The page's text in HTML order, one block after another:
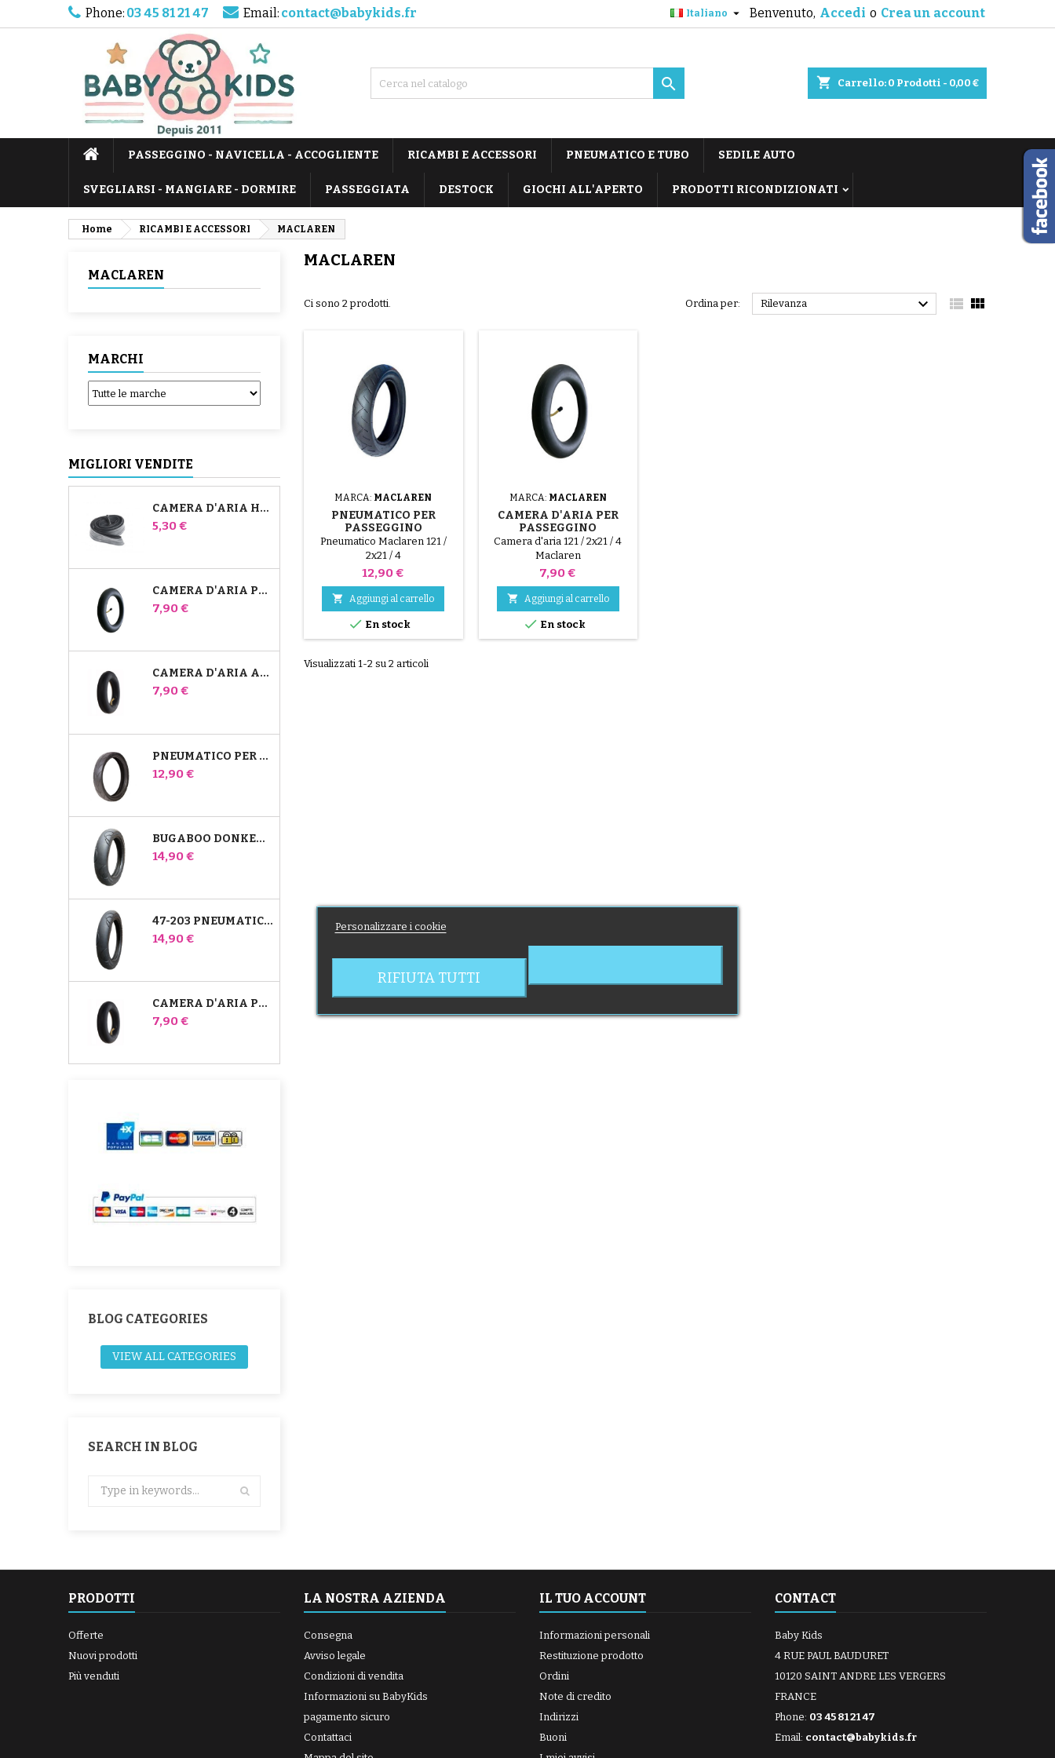
Phone: 03 45 81 21 47 Email: contact@babykids.fr Benvenuto, Accedi o Crea un account
Italiano 
shopping_cart Carrello: 0 Prodotti - 0,00 €

PASSEGGINO - NAVICELLA - ACCOGLIENTE RICAMBI E ACCESSORI PNEUMATICO E TUBO SEDILE AUTO
SVEGLIARSI - MANGIARE - DORMIRE PASSEGGIATA DESTOCK GIOCHI ALL'APERTO PRODOTTI RICONDIZIONATI
Home RICAMBI E ACCESSORI MACLAREN
MACLAREN
MARCHI
MIGLIORI VENDITE
CAMERA D'ARIA HIGH TREK BÉBÉ CONFORT
Prezzo
5,30 €
CAMERA D'ARIA PER PASSEGGINO JANÉ SLALOM PRO E POWERTWIN
Prezzo
7,90 €
CAMERA D'ARIA ANTERIORE DEL PASSEGGINO BUGABOO DONKEY
Prezzo
7,90 €
PNEUMATICO PER PASSEGGINO JANÉ SLALOM PRO E POWERTWIN
Prezzo
12,90 €
BUGABOO DONKEY 39X177 PNEUMATICO COMPATIBILE PER PASSEGGINO - PER RUOTA ANTERIORE
Prezzo
14,90 €
47-203 PNEUMATICO COMPATIBILE CON IL PASSEGGINO BUGABOO DONKEY - PER RUOTA POSTERIORE
Prezzo
14,90 €
CAMERA D'ARIA POSTERIORE WHIZ RED CASTLE
Prezzo
7,90 €
BLOG CATEGORIES
VIEW ALL CATEGORIES
SEARCH IN BLOG
MACLAREN
Ci sono 2 prodotti. Ordina per: Rilevanza   
MARCA: MACLAREN
PNEUMATICO PER
PASSEGGINO
MACLAREN
Pneumatico Maclaren 121 /
2x21 / 4
Prezzo
12,90 €
 Aggiungi al carrello
 En stock
MARCA: MACLAREN
CAMERA D'ARIA PER
PASSEGGINO
MACLAREN
Camera d'aria 121 / 2x21 / 4
Maclaren
Prezzo
7,90 €
 Aggiungi al carrello
 En stock
Visualizzati 1-2 su 2 articoli
PRODOTTI
Offerte
Nuovi prodotti
Più venduti
LA NOSTRA AZIENDA
Consegna
Avviso legale
Condizioni di vendita
Informazioni su BabyKids
pagamento sicuro
Contattaci
IL TUO ACCOUNT
Informazioni personali
Restituzione prodotto
Ordini
Note di credito
Indirizzi
Buoni
CONTACT
Baby Kids
4 RUE PAUL BAUDURET
10120 SAINT ANDRE LES VERGERS
FRANCE
Phone: 03 45 81 21 47
Email: contact@babykids.fr
Personalizzare i cookie
RIFIUTA TUTTI